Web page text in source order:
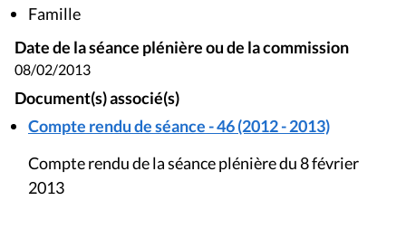
Famille
Date de la séance plénière ou de la commission
08/02/2013
Document(s) associé(s)
Compte rendu de séance - 46 (2012 - 2013)
Compte rendu de la séance plénière du 8 février
2013